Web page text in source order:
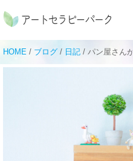
HOME / ブログ / 日記 / パン屋さん